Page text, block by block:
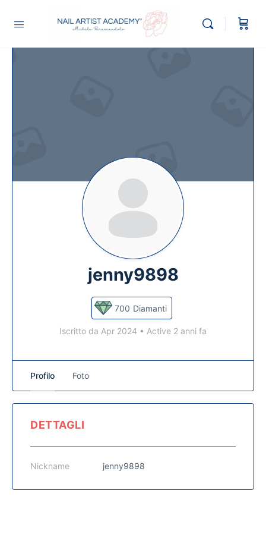
jenny9898
700 Diamanti
Iscritto da Apr 2024 • Active 2 anni fa
Profilo Foto
DETTAGLI
Nickname jenny9898